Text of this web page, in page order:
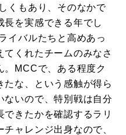
くもあり、そのなかで
長を実感できる年でし
イバルたちと高めあっ
くれたチームのみなさ
。MCCで、ある程度ク
たな、という感触が得ら
ないので、特別戦は自分
きたかを確認するラリ
ャレンジ出身なので、